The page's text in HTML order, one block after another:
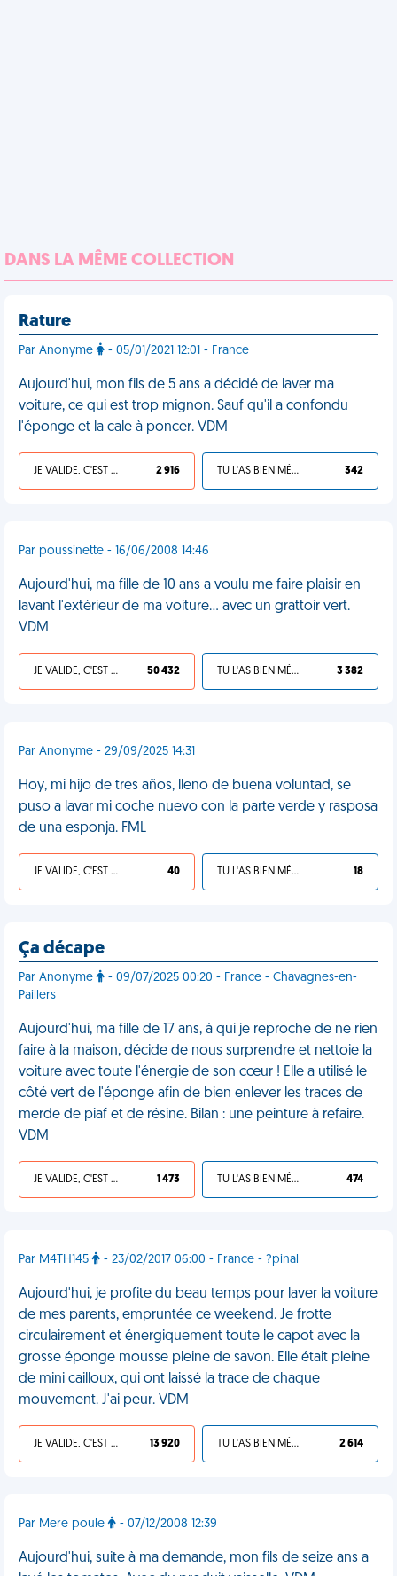
DANS LA MÊME COLLECTION
Rature
Par Anonyme - 05/01/2021 12:01 - France
Aujourd'hui, mon fils de 5 ans a décidé de laver ma
voiture, ce qui est trop mignon. Sauf qu'il a confondu
l'éponge et la cale à poncer. VDM
JE VALIDE, C'EST UNE VDM 2 916 TU L'AS BIEN MÉRITÉ 342
Par poussinette - 16/06/2008 14:46
Aujourd'hui, ma fille de 10 ans a voulu me faire plaisir en
lavant l'extérieur de ma voiture... avec un grattoir vert.
VDM
JE VALIDE, C'EST UNE VDM 50 432 TU L'AS BIEN MÉRITÉ 3 382
Par Anonyme - 29/09/2025 14:31
Hoy, mi hijo de tres años, lleno de buena voluntad, se
puso a lavar mi coche nuevo con la parte verde y rasposa
de una esponja. FML
JE VALIDE, C'EST UNE VDM 40 TU L'AS BIEN MÉRITÉ 18
Ça décape
Par Anonyme
- 09/07/2025 00:20 - France - Chavagnes-en-
Paillers
Aujourd'hui, ma fille de 17 ans, à qui je reproche de ne rien
faire à la maison, décide de nous surprendre et nettoie la
voiture avec toute l'énergie de son cœur ! Elle a utilisé le
côté vert de l'éponge afin de bien enlever les traces de
merde de piaf et de résine. Bilan : une peinture à refaire.
VDM
JE VALIDE, C'EST UNE VDM 1 473 TU L'AS BIEN MÉRITÉ 474
Par M4TH145 - 23/02/2017 06:00 - France - ?pinal
Aujourd'hui, je profite du beau temps pour laver la voiture
de mes parents, empruntée ce weekend. Je frotte
circulairement et énergiquement toute le capot avec la
grosse éponge mousse pleine de savon. Elle était pleine
de mini cailloux, qui ont laissé la trace de chaque
mouvement. J'ai peur. VDM
JE VALIDE, C'EST UNE VDM 13 920 TU L'AS BIEN MÉRITÉ 2 614
Par Mere poule - 07/12/2008 12:39
Aujourd'hui, suite à ma demande, mon fils de seize ans a